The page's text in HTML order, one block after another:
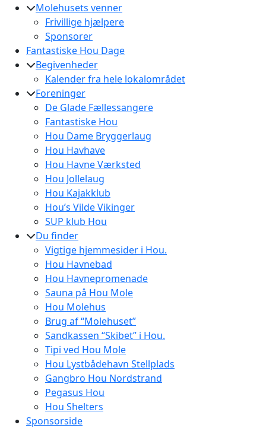
Molehusets venner
Frivillige hjælpere
Sponsorer
Fantastiske Hou Dage
Begivenheder
Kalender fra hele lokalområdet
Foreninger
De Glade Fællessangere
Fantastiske Hou
Hou Dame Bryggerlaug
Hou Havhave
Hou Havne Værksted
Hou Jollelaug
Hou Kajakklub
Hou’s Vilde Vikinger
SUP klub Hou
Du finder
Vigtige hjemmesider i Hou.
Hou Havnebad
Hou Havnepromenade
Sauna på Hou Mole
Hou Molehus
Brug af “Molehuset”
Sandkassen “Skibet” i Hou.
Tipi ved Hou Mole
Hou Lystbådehavn Stellplads
Gangbro Hou Nordstrand
Pegasus Hou
Hou Shelters
Sponsorside